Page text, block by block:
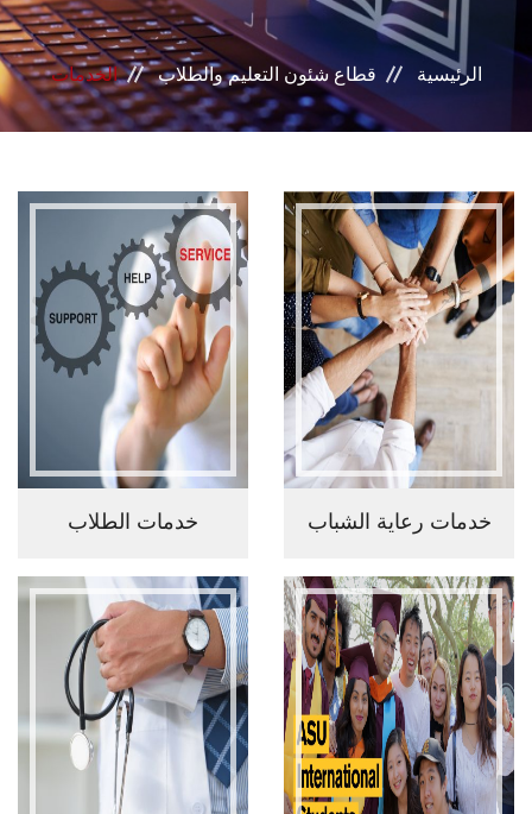
بوابة الطلاب
خدمات القطاع
الرئيسية قطاع شئون التعليم والطلاب الخدمات
خدمات رعاية الشباب خدمات الطلاب